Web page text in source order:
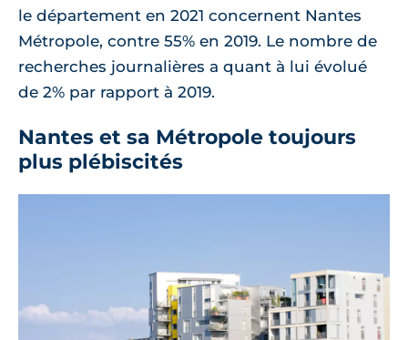
le département en 2021 concernent Nantes
Métropole, contre 55% en 2019. Le nombre de
recherches journalières a quant à lui évolué
de 2% par rapport à 2019.
Nantes et sa Métropole toujours
plus plébiscités